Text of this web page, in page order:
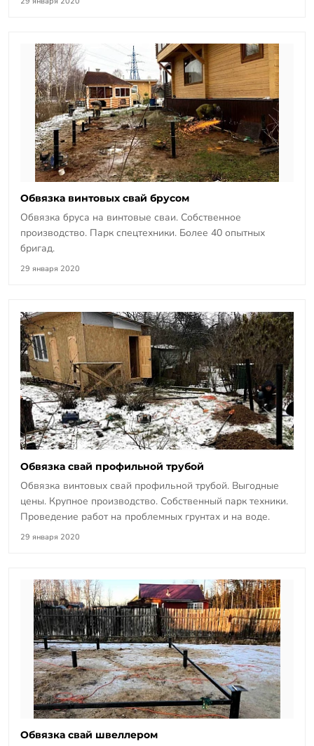
Обвязка винтовых свай брусом
Обвязка бруса на винтовые сваи. Собственное
производство. Парк спецтехники. Более 40 опытных
бригад.
29 января 2020
Обвязка свай профильной трубой
Обвязка винтовых свай профильной трубой. Выгодные
цены. Крупное производство. Собственный парк техники.
Проведение работ на проблемных грунтах и на воде.
29 января 2020
Обвязка свай швеллером